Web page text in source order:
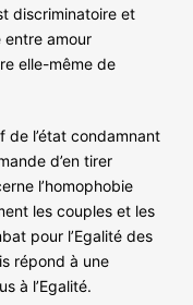
discriminatoire et
entre amour
elle-même de
de l’état condamnant
d’en tirer
l’homophobie
les couples et les
pour l’Egalité des
répond à une
à l’Egalité.